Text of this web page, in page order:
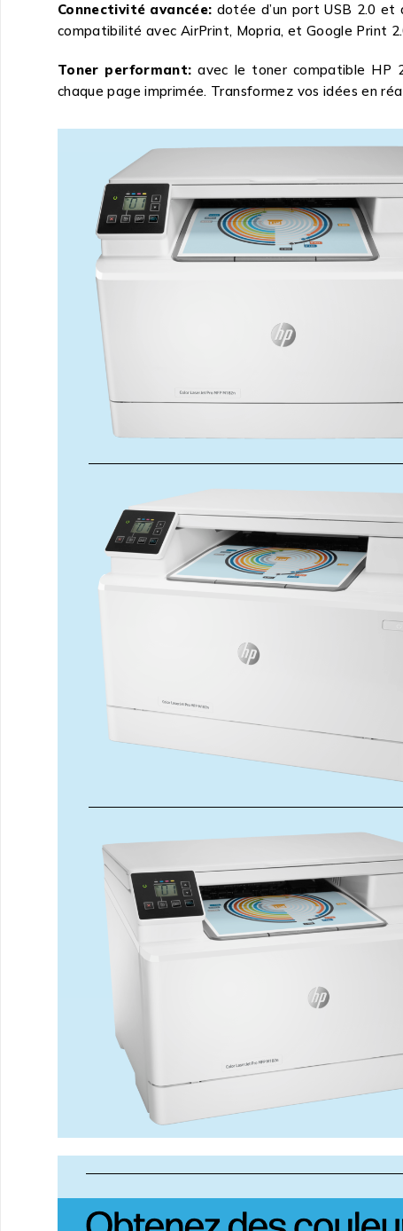
Connectivité avancée: dotée d’un port USB 2.0
compatibilité avec AirPrint, Mopria, et Google Print
Toner performant: avec le toner compatible HP
chaque page imprimée. Transformez vos idées en